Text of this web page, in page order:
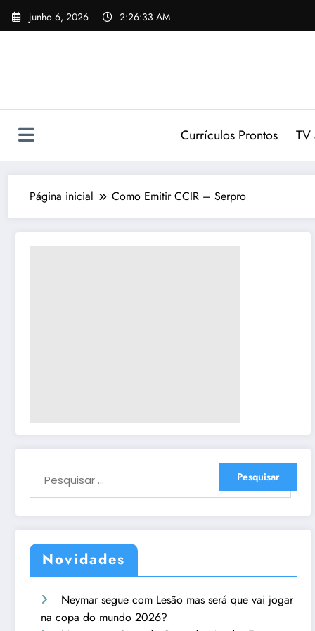
Pular
para
junho 6, 2026 2:26:34 AM
Currículos Prontos
Página inicial Como Emitir CCIR – Serpro
Novidades
Neymar segue com Lesão mas será que vai jogar
na copa do mundo 2026?